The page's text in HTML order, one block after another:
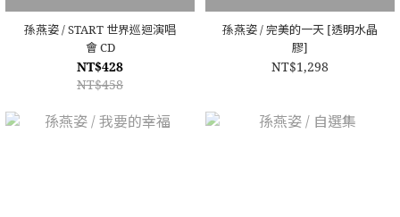
孫燕姿 / START 世界巡迴演唱
會 CD
NT$428
NT$458
孫燕姿 / 完美的一天 [透明水晶
膠]
NT$1,298